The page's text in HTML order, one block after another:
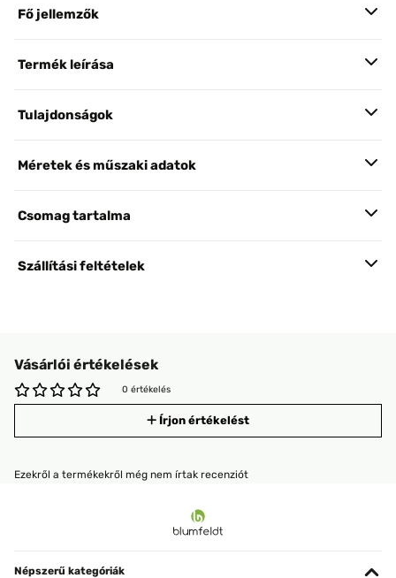
Fő jellemzők
Termék leírása
Tulajdonságok
Méretek és műszaki adatok
Csomag tartalma
Szállítási feltételek
Vásárlói értékelések
0 értékelés
Írjon értékelést
Ezekről a termékekről még nem írtak recenziót
Népszerű kategóriák